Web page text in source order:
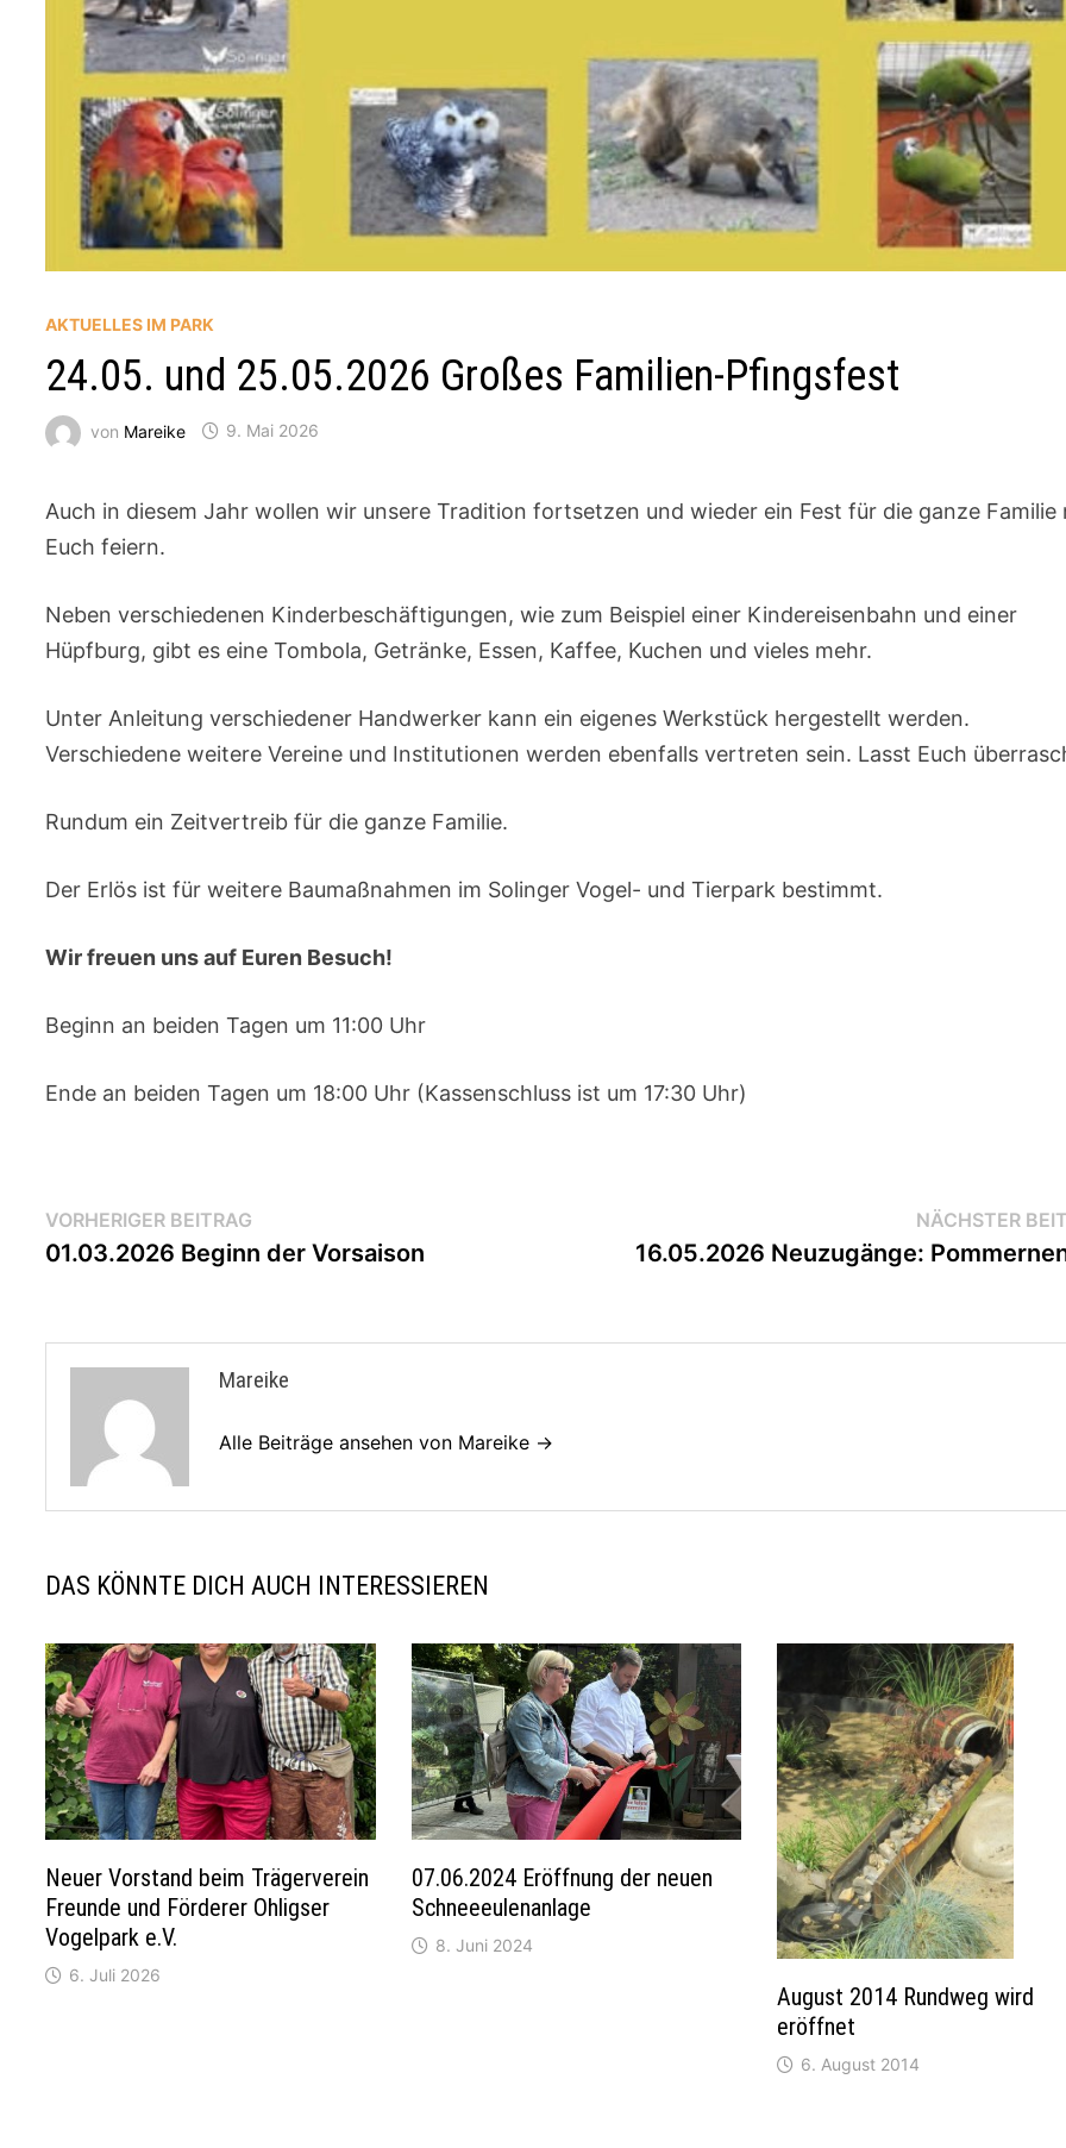
AKTUELLES IM PARK
24.05. und 25.05.2026 Großes Familien-Pfingsfest
von Mareike 9. Mai 2026
Auch in diesem Jahr wollen wir unsere Tradition fortsetzen und wieder ein Fest für die ganze Familie
Euch feiern.
Neben verschiedenen Kinderbeschäftigungen, wie zum Beispiel einer Kindereisenbahn und einer
Hüpfburg, gibt es eine Tombola, Getränke, Essen, Kaffee, Kuchen und vieles mehr.
Unter Anleitung verschiedener Handwerker kann ein eigenes Werkstück hergestellt werden.
Verschiedene weitere Vereine und Institutionen werden ebenfalls vertreten sein. Lasst Euch
Rundum ein Zeitvertreib für die ganze Familie.
Der Erlös ist für weitere Baumaßnahmen im Solinger Vogel- und Tierpark bestimmt.
Wir freuen uns auf Euren Besuch!
Beginn an beiden Tagen um 11:00 Uhr
Ende an beiden Tagen um 18:00 Uhr (Kassenschluss ist um 17:30 Uhr)
Beitragsnavigation
VORHERIGER BEITRAG
Beitrag:
01.03.2026 Beginn der Vorsaison
NÄCHSTER
16.05.2026 Neuzugänge:
Mareike
Alle Beiträge ansehen von Mareike →
DAS KÖNNTE DICH AUCH INTERESSIEREN
Neuer Vorstand beim Trägerverein
Freunde und Förderer Ohligser
Vogelpark e.V.
6. Juli 2026
07.06.2024 Eröffnung der neuen
Schneeeulenanlage
8. Juni 2024
August 2014 Rundweg wird
eröffnet
6. August 2014